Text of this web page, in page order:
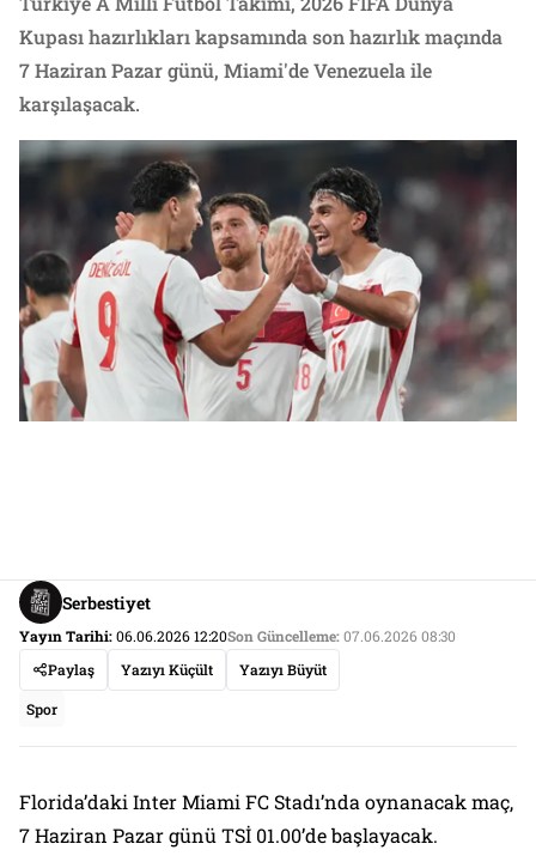
Kupası hazırlıkları kapsamında son hazırlık maçında
7 Haziran Pazar günü, Miami'de Venezuela ile
karşılaşacak.
Serbestiyet
Yayın Tarihi:06.06.2026 12:20Son Güncelleme:07.06.2026 08:30
Paylaş
Yazıyı Küçült Yazıyı Büyüt
Spor
Florida’daki Inter Miami FC Stadı’nda oynanacak maç,
7 Haziran Pazar günü TSİ 01.00’de başlayacak.